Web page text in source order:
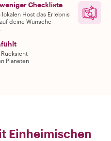
Checkliste
lokalen Host das Erlebnis
deine Wünsche
Planeten
Einheimischen